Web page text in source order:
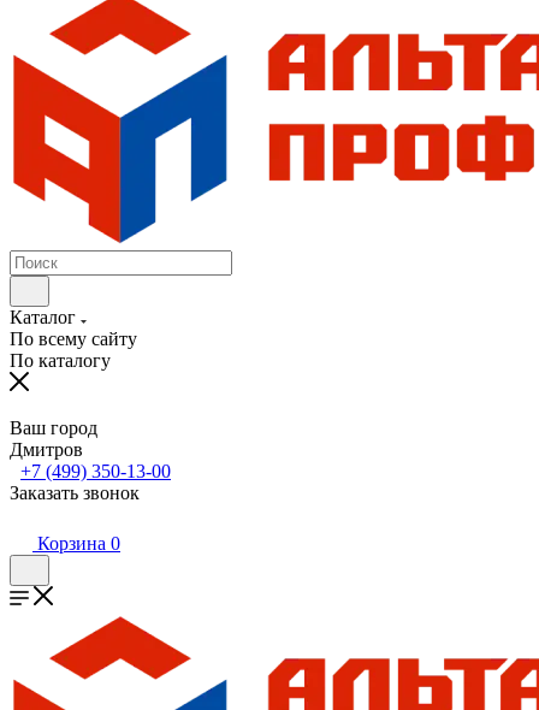
Каталог
По всему сайту
По каталогу
Ваш город
Дмитров
+7 (499) 350-13-00
Заказать звонок
Корзина 0